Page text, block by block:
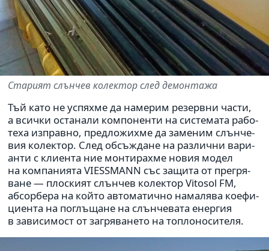
Старият слън­чев колек­тор след демон­тажа
Тъй като не успяхме да наме­рим резервни части,
а всички оста­нали ком­по­ненти на систе­мата рабо­
теха изправно, пред­ло­жихме да заме­ним слън­че­
вия колек­тор. След обсъж­дане на раз­лични вари­
анти с кли­ента ние мон­ти­рахме новия модел
на ком­па­ни­ята VIESSMANN със защита от пре­гря­
ване — плос­кият слън­чев колек­тор Vitosol FM,
абсор­бера на който авто­ма­тично нама­лява кое­фи­
ци­ента на поглъ­щане на слън­че­вата енер­гия
в зави­си­мост от загря­ва­нето на топло­но­си­теля.